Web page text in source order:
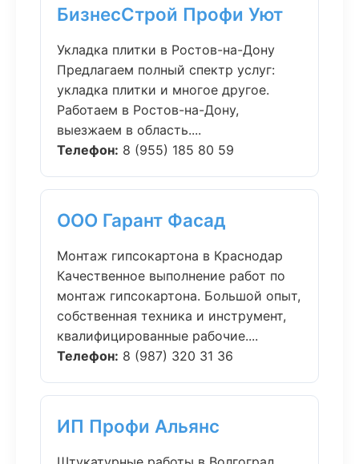
БизнесСтрой Профи Уют
Укладка плитки в Ростов-на-Дону
Предлагаем полный спектр услуг:
укладка плитки и многое другое.
Работаем в Ростов-на-Дону,
выезжаем в область....
Телефон: 8 (955) 185 80 59
ООО Гарант Фасад
Монтаж гипсокартона в Краснодар
Качественное выполнение работ по
монтаж гипсокартона. Большой опыт,
собственная техника и инструмент,
квалифицированные рабочие....
Телефон: 8 (987) 320 31 36
ИП Профи Альянс